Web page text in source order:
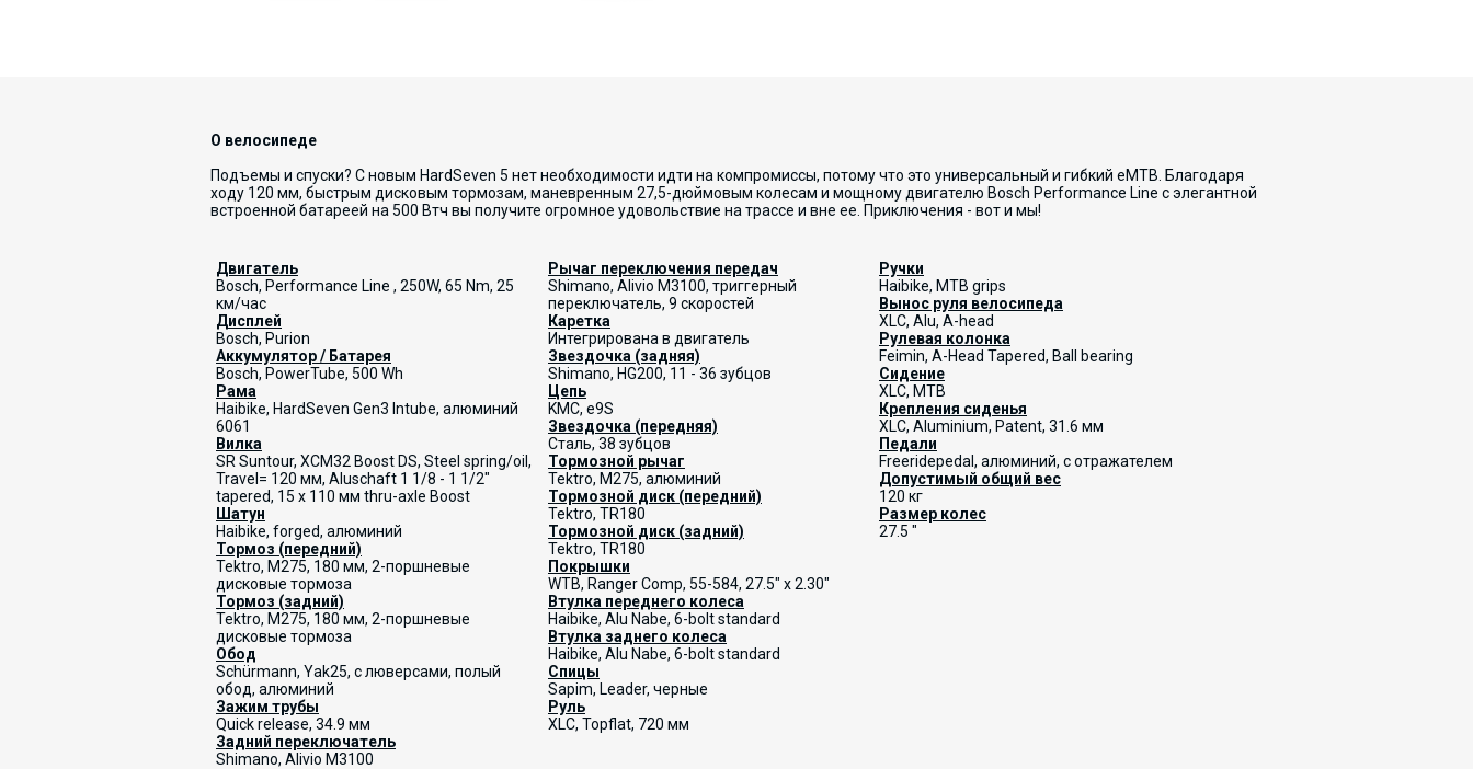
О велосипеде
Подъемы и спуски? С новым HardSeven 5 нет необходимости идти на компромиссы, потому что это универсальный и гибкий eMTB. Благодаря
ходу 120 мм, быстрым дисковым тормозам, маневренным 27,5-дюймовым колесам и мощному двигателю Bosch Performance Line с элегантной
встроенной батареей на 500 Втч вы получите огромное удовольствие на трассе и вне ее. Приключения - вот и мы!
Двигатель
Bosch, Performance Line , 250W, 65 Nm, 25
км/час
Дисплей
Bosch, Purion
Аккумулятор / Батарея
Bosch, PowerTube, 500 Wh
Рама
Haibike, HardSeven Gen3 Intube, алюминий
6061
Вилка
SR Suntour, XCM32 Boost DS, Steel spring/oil,
Travel= 120 мм, Aluschaft 1 1/8 - 1 1/2"
tapered, 15 x 110 мм thru-axle Boost
Шатун
Haibike, forged, алюминий
Тормоз (передний)
Tektro, M275, 180 мм, 2-поршневые
дисковые тормоза
Тормоз (задний)
Tektro, M275, 180 мм, 2-поршневые
дисковые тормоза
Обод
Schürmann, Yak25, с люверсами, полый
обод, алюминий
Зажим трубы
Quick release, 34.9 мм
Задний переключатель
Shimano, Alivio M3100
Рычаг переключения передач
Shimano, Alivio M3100, триггерный
переключатель, 9 скоростей
Каретка
Интегрирована в двигатель
Звездочка (задняя)
Shimano, HG200, 11 - 36 зубцов
Цепь
KMC, e9S
Звездочка (передняя)
Сталь, 38 зубцов
Тормозной рычаг
Tektro, M275, алюминий
Тормозной диск (передний)
Tektro, TR180
Тормозной диск (задний)
Tektro, TR180
Покрышки
WTB, Ranger Comp, 55-584, 27.5" x 2.30"
Втулка переднего колеса
Haibike, Alu Nabe, 6-bolt standard
Втулка заднего колеса
Haibike, Alu Nabe, 6-bolt standard
Спицы
Sapim, Leader, черные
Руль
XLC, Topflat, 720 мм
Ручки
Haibike, MTB grips
Вынос руля велосипеда
XLC, Alu, A-head
Рулевая колонка
Feimin, A-Head Tapered, Ball bearing
Сидение
XLC, MTB
Крепления сиденья
XLC, Aluminium, Patent, 31.6 мм
Педали
Freeridepedal, алюминий, с отражателем
Допустимый общий вес
120 кг
Размер колес
27.5 "